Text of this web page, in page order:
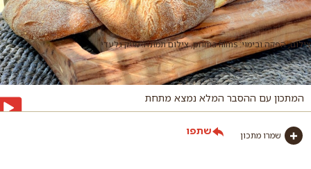
צילום, הפקה ובימוי: prima films, צילום תמונה: מייק גלעדי
המתכון עם ההסבר המלא נמצא מתחת
שמרו מתכון שתפו